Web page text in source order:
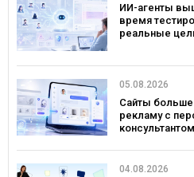
ИИ-агенты
время
реальные
05.08.2026
Сайты больше
рекламу с
04.08.2026